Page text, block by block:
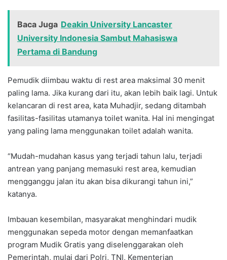
Baca Juga Deakin University Lancaster
University Indonesia Sambut Mahasiswa
Pertama di Bandung
Pemudik diimbau waktu di rest area maksimal 30 menit
paling lama. Jika kurang dari itu, akan lebih baik lagi. Untuk
kelancaran di rest area, kata Muhadjir, sedang ditambah
fasilitas-fasilitas utamanya toilet wanita. Hal ini mengingat
yang paling lama menggunakan toilet adalah wanita.
“Mudah-mudahan kasus yang terjadi tahun lalu, terjadi
antrean yang panjang memasuki rest area, kemudian
mengganggu jalan itu akan bisa dikurangi tahun ini,”
katanya.
Imbauan kesembilan, masyarakat menghindari mudik
menggunakan sepeda motor dengan memanfaatkan
program Mudik Gratis yang diselenggarakan oleh
Pemerintah, mulai dari Polri, TNI, Kementerian